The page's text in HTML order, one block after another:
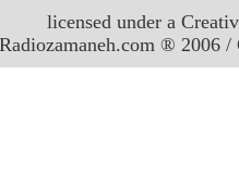
licensed under a